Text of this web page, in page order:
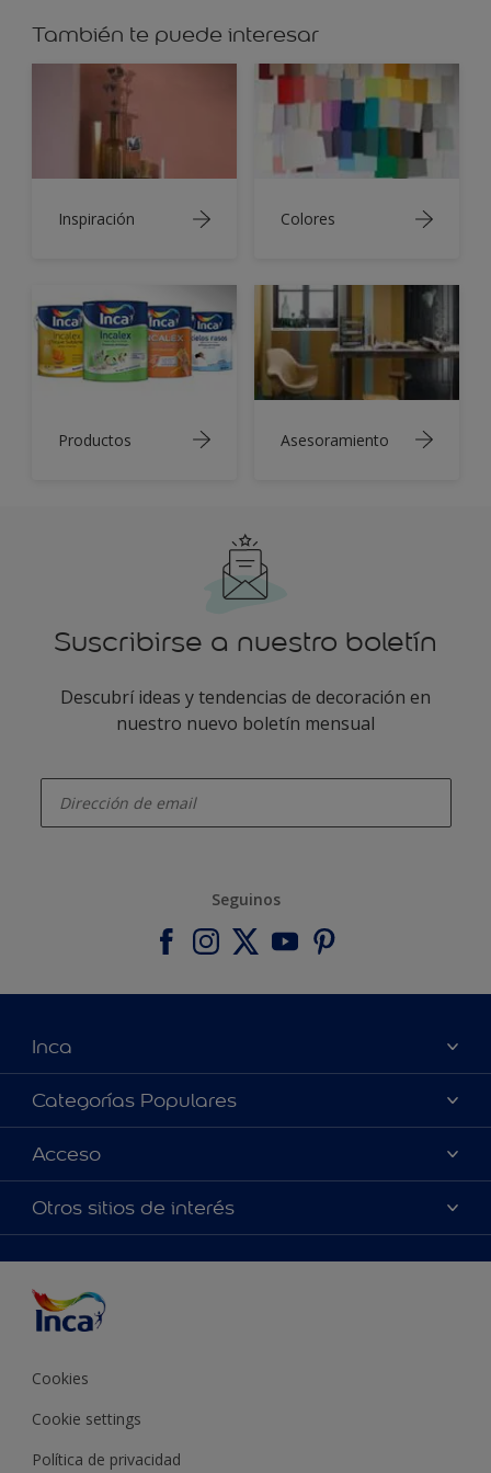
También te puede interesar
Inspiración Colores
Productos Asesoramiento
Suscribirse a nuestro boletín
Descubrí ideas y tendencias de decoración en
nuestro nuevo boletín mensual
Seguinos
Inca
Acerca de Inca
Contactanos
Encontrá un distribuidor Inca
Categorías Populares
Colores
Productos
Inspiración
Acceso
Accesibilidad
Precisión del color
Otros sitios de interés
Cookies
Cookie settings
Política de privacidad